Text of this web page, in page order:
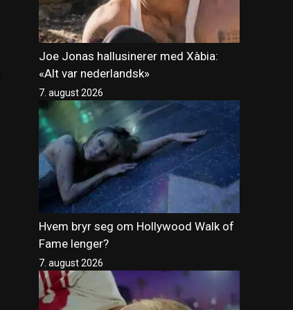
Joe Jonas hallusinerer med Xàbia:
«Alt var nederlandsk»
7. august 2026
Hvem bryr seg om Hollywood Walk of
Fame lenger?
7. august 2026